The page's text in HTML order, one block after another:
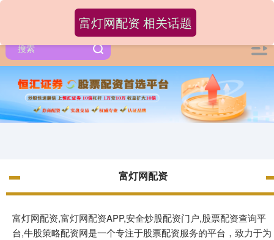
富灯网配资
富灯网配资,富灯网配资APP,安全炒股配资门户,股票配资查询平
台,牛股策略配资网是一个专注于股票配资服务的平台，致力于为
富灯网配资 相关话题